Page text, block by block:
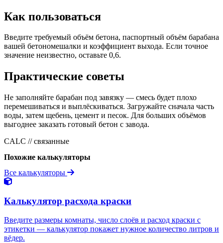
Как пользоваться
Введите требуемый объём бетона, паспортный объём барабана
вашей бетономешалки и коэффициент выхода. Если точное
значение неизвестно, оставьте 0,6.
Практические советы
Не заполняйте барабан под завязку — смесь будет плохо
перемешиваться и выплёскиваться. Загружайте сначала часть
воды, затем щебень, цемент и песок. Для больших объёмов
выгоднее заказать готовый бетон с завода.
CALC // связанные
Похожие калькуляторы
Все калькуляторы
Калькулятор расхода краски
Введите размеры комнаты, число слоёв и расход краски с
этикетки — калькулятор покажет нужное количество литров и
вёдер.